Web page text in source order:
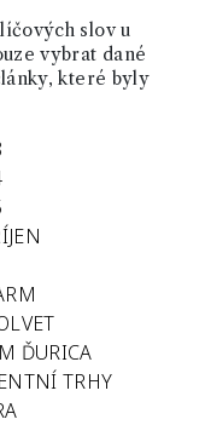
slov u
vybrat dané
které byly
ĎURICA
TRHY